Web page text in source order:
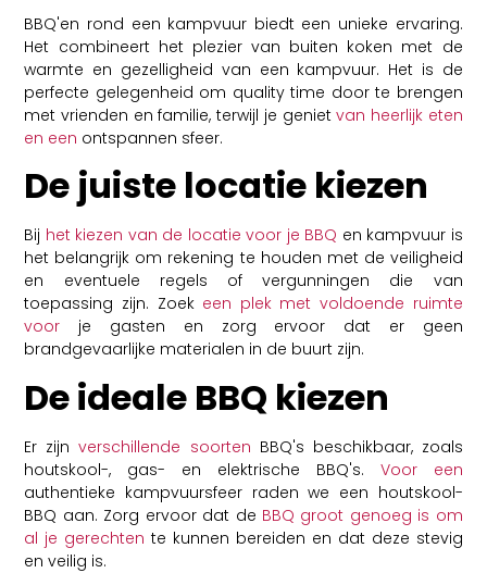
BBQ'en rond een kampvuur biedt een unieke ervaring.
Het combineert het plezier van buiten koken met de
warmte en gezelligheid van een kampvuur. Het is de
perfecte gelegenheid om quality time door te brengen
met vrienden en familie, terwijl je genietvan heerlijk eten
en een ontspannen sfeer.
De juiste locatie kiezen
Bij het kiezen van de locatie voor je BBQ en kampvuur is
het belangrijk om rekening te houden met de veiligheid
en eventuele regels of vergunningen die van
toepassing zijn. Zoek een plek met voldoende ruimte
voor je gasten en zorg ervoor dat er geen
brandgevaarlijke materialen in de buurt zijn.
De ideale BBQ kiezen
Er zijnverschillende soorten BBQ's beschikbaar, zoals
houtskool-, gas- en elektrische BBQ's. Voor een
authentieke kampvuursfeer raden we een houtskool-
BBQ aan. Zorg ervoor dat de BBQ groot genoeg is om
al je gerechten te kunnen bereiden en dat deze stevig
en veilig is.